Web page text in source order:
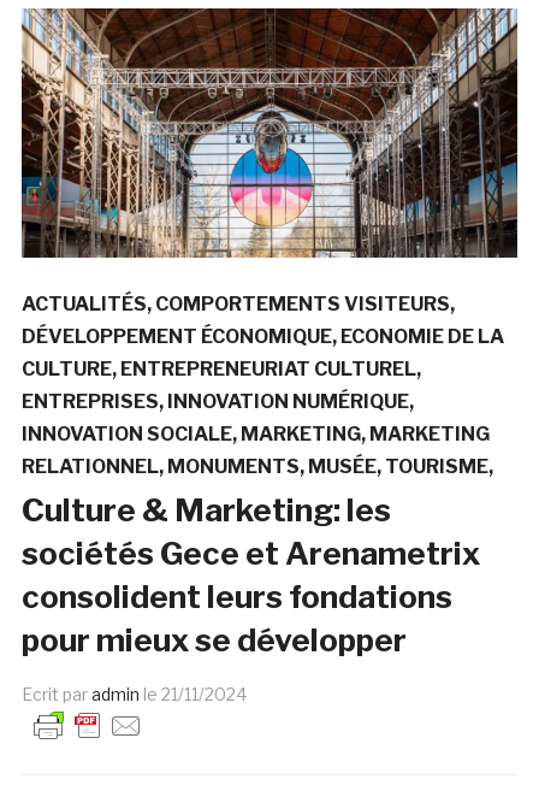
ACTUALITÉS COMPORTEMENTS VISITEURS
DÉVELOPPEMENT ÉCONOMIQUE ECONOMIE DE LA
CULTURE ENTREPRENEURIAT CULTUREL
ENTREPRISES INNOVATION NUMÉRIQUE
INNOVATION SOCIALE MARKETING MARKETING
RELATIONNEL MONUMENTS MUSÉE TOURISME
Culture & Marketing: les
sociétés Gece et Arenametrix
consolident leurs fondations
pour mieux se développer
Ecrit paradmin le 21/11/2024